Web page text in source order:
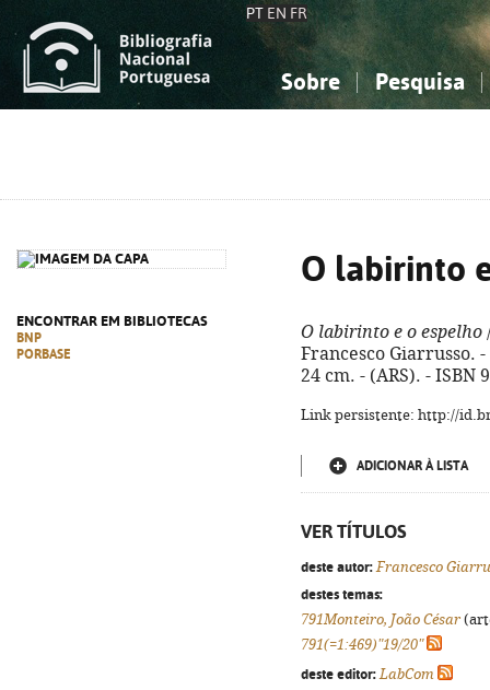
PT EN FR
Sobre Pesquisa
ENCONTRAR EM BIBLIOTECAS
BNP
PORBASE
O labirinto
O labirinto e o espelho
Francesco Giarrusso.
24 cm. - (ARS). - ISBN
Link persistente: http://
ADICIONAR À LISTA
VER TÍTULOS
deste autor: Francesco
destes temas:
791Monteiro, João César
791(=1:469)"19/20"
deste editor: LabCom